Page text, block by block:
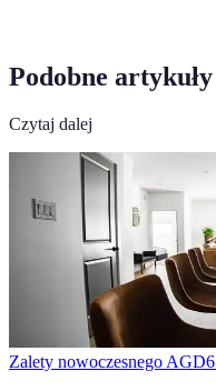
Podobne artykuły
Czytaj dalej
Zalety nowoczesnego AGD6